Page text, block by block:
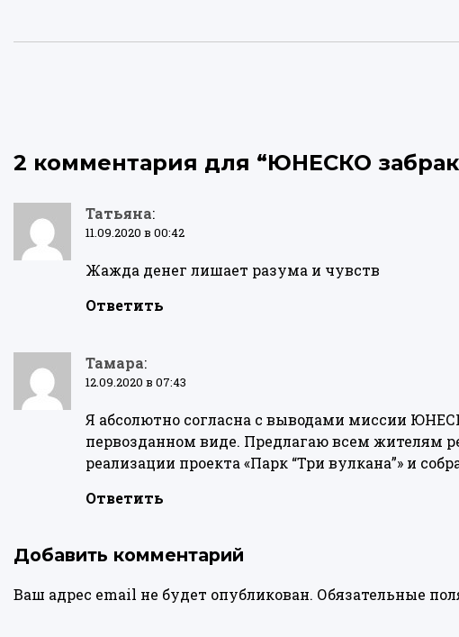
2 комментария для “ЮНЕСКО
Татьяна:
11.09.2020 в 00:42
Жажда денег лишает разума и чувств
Ответить
Тамара:
12.09.2020 в 07:43
Я абсолютно согласна с выводами миссии
первозданном виде. Предлагаю всем жителям
реализации проекта «Парк “Три вулкана”» и
Ответить
Добавить комментарий
Ваш адрес email не будет опубликован. Обязательные